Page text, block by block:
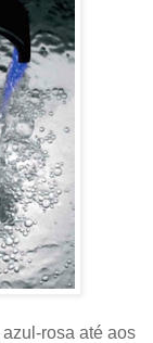
rosa até aos